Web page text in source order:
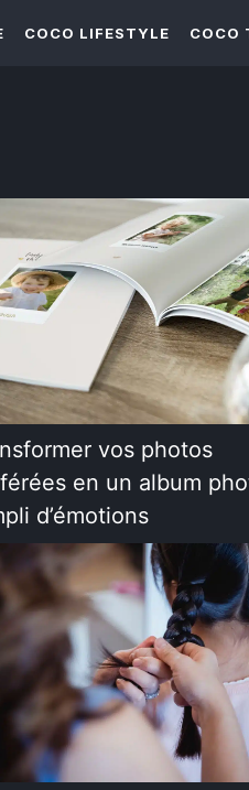
COCO LIFESTYLE COCO
vos photos
en un album
d’émotions